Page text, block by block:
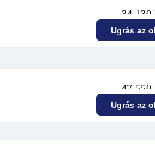
34 130
Ugrás az
47 550
Ugrás az